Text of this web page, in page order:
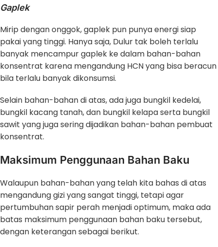
Gaplek
Mirip dengan onggok, gaplek pun punya energi siap
pakai yang tinggi. Hanya saja, Dulur tak boleh terlalu
banyak mencampur gaplek ke dalam bahan-bahan
konsentrat karena mengandung HCN yang bisa beracun
bila terlalu banyak dikonsumsi.
Selain bahan-bahan di atas, ada juga bungkil kedelai,
bungkil kacang tanah, dan bungkil kelapa serta bungkil
sawit yang juga sering dijadikan bahan-bahan pembuat
konsentrat.
Maksimum Penggunaan Bahan Baku
Walaupun bahan-bahan yang telah kita bahas di atas
mengandung gizi yang sangat tinggi, tetapi agar
pertumbuhan sapir perah menjadi optimum, maka ada
batas maksimum penggunaan bahan baku tersebut,
dengan keterangan sebagai berikut.